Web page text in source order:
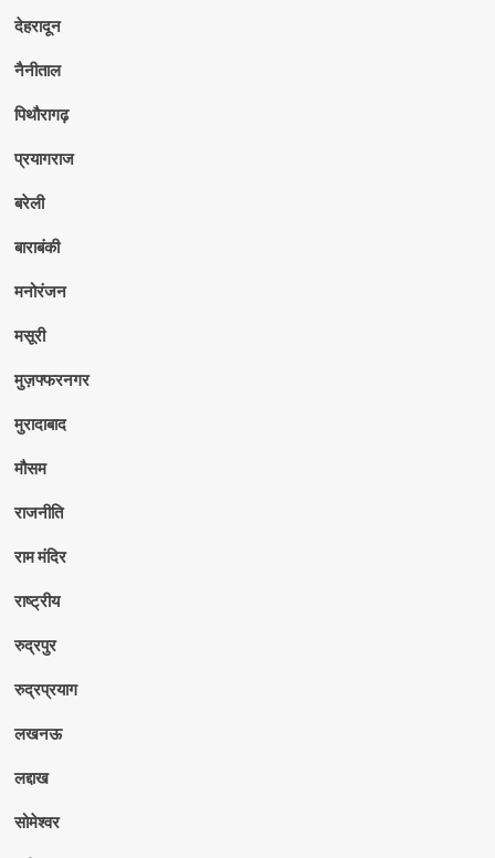
देहरादून
नैनीताल
पिथौरागढ़
प्रयागराज
बरेली
बाराबंकी
मनोरंजन
मसूरी
मुज़फ्फरनगर
मुरादाबाद
मौसम
राजनीति
राम मंदिर
राष्ट्रीय
रुद्रपुर
रुद्रप्रयाग
लखनऊ
लद्दाख
सोमेश्वर